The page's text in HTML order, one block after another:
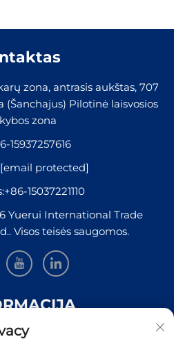
zona, antrasis aukštas, 707
(Šanchajus) Pilotinė laisvosios
zona
15937257616
[email protected]
+86-15037221110
Yuerui International Trade
Visos teisės saugomos.
gautumėte mūsų savaitinį